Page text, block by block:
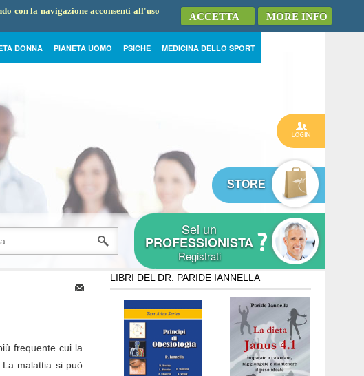
con la navigazione acconsenti all'uso
MORE INFO
ACCETTA
DONNA PIANETA UOMO PSICHE MEDICINA DELLO SPORT
STORE
Sei un
PROFESSIONISTA
Registrati
frequente cui la
malattia si può
LIBRI DEL DR. PARIDE IANNELLA